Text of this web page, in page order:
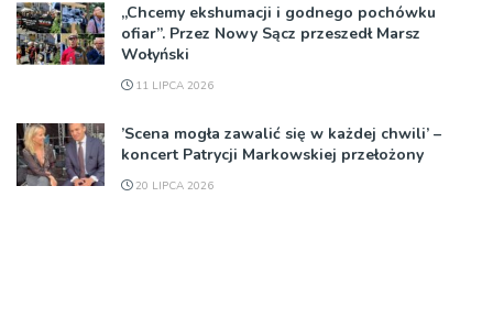
„Chcemy ekshumacji i godnego pochówku
ofiar”. Przez Nowy Sącz przeszedł Marsz
Wołyński
11 LIPCA 2026
’Scena mogła zawalić się w każdej chwili’ –
koncert Patrycji Markowskiej przełożony
20 LIPCA 2026